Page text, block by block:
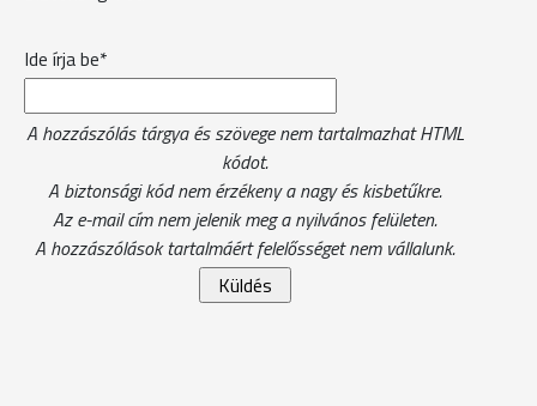
Ide írja be*
A hozzászólás tárgya és szövege nem tartalmazhat HTML
kódot.
A biztonsági kód nem érzékeny a nagy és kisbetűkre.
Az e-mail cím nem jelenik meg a nyilvános felületen.
A hozzászólások tartalmáért felelősséget nem vállalunk.